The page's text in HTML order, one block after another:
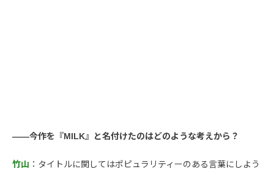
――今作を『MILK』と名付けたのはどのような考えから？
竹山 ：タイトルに関してはポピュラリティーのある言葉にしよう